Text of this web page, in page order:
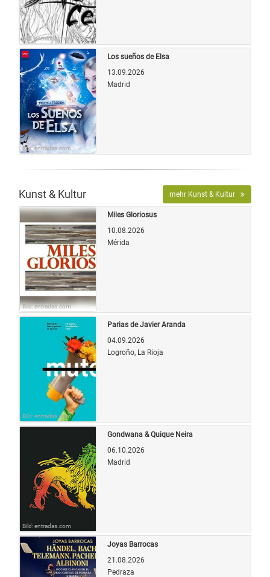
Bild: entradas.com
Bild: entradas.com
Los sueños de Elsa
13.09.2026
Madrid
Kunst & Kultur mehr Kunst & Kultur
Bild: entradas.com
Miles Gloriosus
10.08.2026
Mérida
Bild: entradas.com
Parias de Javier Aranda
04.09.2026
Logroño, La Rioja
Bild: entradas.com
Gondwana & Quique Neira
06.10.2026
Madrid
Joyas Barrocas
21.08.2026
Pedraza